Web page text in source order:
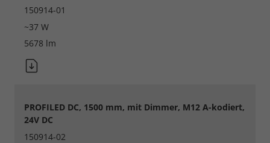
150914-01
~37 W
5678 lm
PROFILED DC, 1500 mm, mit Dimmer, M12 A-kodiert,
24V DC
150914-02